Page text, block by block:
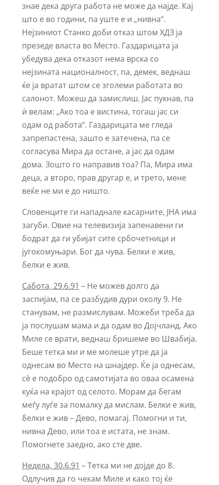
знае дека друга работа не може да најде. Кај
што е во години, па уште е и „нивна“.
Нејзиниот Станко доби отказ штом ХДЗ ја
презеде власта во Место. Газдарицата ја
убедува дека отказот нема врска со
нејзината националност, па, демек, веднаш
ќе ја вратат штом се зголеми работата во
салонот. Можеш да замислиш. Јас пукнав, па
ѝ велам: „Ако тоа е вистина, тогаш јас си
одам од работа“. Газдарицата ме гледа
запрепастена, зашто е затечена, па се
согласува Мира да остане, а јас да одам
дома. Зошто го направив тоа? Па, Мира има
деца, а второ, прав другар е, и трето, мене
веќе не ми е до ништо.
Словенците ги нападнале касарните, ЈНА има
загуби. Овие на телевизија запенавени ги
бодрат да ги убијат сите србочетници и
југокомуњари. Бог да чува. Белки е жив,
белки е жив.
Сабота, 29.6.91 – Не можев долго да
заспијам, па се разбудив дури околу 9. Не
станувам, не размислувам. Можеби треба да
ја послушам мама и да одам во Дојчланд. Ако
Миле се врати, веднаш бришеме во Швабија.
Беше тетка ми и ме молеше утре да ја
однесам во Место на шнајдер. Ќе ја однесам,
сѐ е подобро од самотијата во оваа осамена
куќа на крајот од селото. Морам да бегам
меѓу луѓе за помалку да мислам. Белки е жив,
белки е жив – Дево, помагај. Помогни и ти,
нивна Дево, или тоа е истата, не знам.
Помогнете заедно, ако сте две.
Недела, 30.6.91 – Тетка ми не дојде до 8.
Одлучив да го чекам Миле и како тој ќе